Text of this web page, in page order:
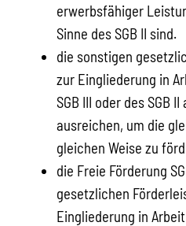
erwerbsfähiger
Sinne des SGB II sind.
die sonstigen
zur Eingliederung in
SGB III oder des SGB
ausreichen, um die
gleichen Weise zu
die Freie Förderung
gesetzlichen
Eingliederung in